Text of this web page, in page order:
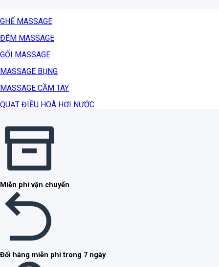
GHẾ MASSAGE
ĐỆM MASSAGE
GỐI MASSAGE
MASSAGE BỤNG
MASSAGE CẦM TAY
QUẠT ĐIỀU HOÀ HƠI NƯỚC
Miễn phí vận chuyển
Đổi hàng miễn phí trong 7 ngày